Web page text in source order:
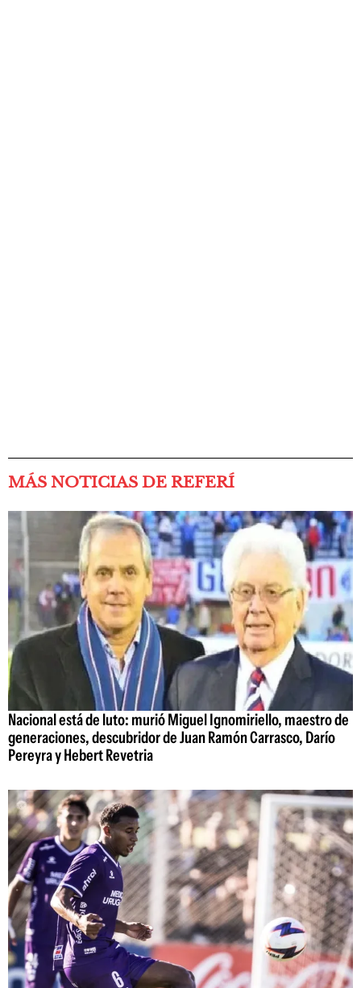
MÁS NOTICIAS DE REFERÍ
Nacional está de luto: murió Miguel Ignomiriello, maestro de
generaciones, descubridor de Juan Ramón Carrasco, Darío
Pereyra y Hebert Revetria